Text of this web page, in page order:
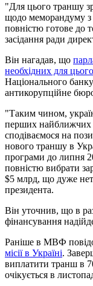
"Для цього траншу
щодо меморандуму
повністю готове до
засідання ради
Він нагадав, що
необхідних для
Національного
антикорупційне
"Таким чином,
перших найближчих
сподіваємося на
нового траншу в
програми до липня
повністю вибрати
$5 млрд, що дуже
президента.
Він уточнив, що в
фінансування
Раніше в МВФ
місії в Україні.
виплатити транш в
очікується в